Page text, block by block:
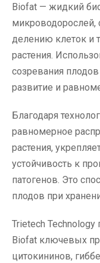
Biofat — жидкий
делению клеток и
растения.
созревания
развитие и
Благодаря
равномерное
растения,
устойчивость к
патогенов. Это
плодов при
Trietech Technology
Biofat ключевых
цитокининов,